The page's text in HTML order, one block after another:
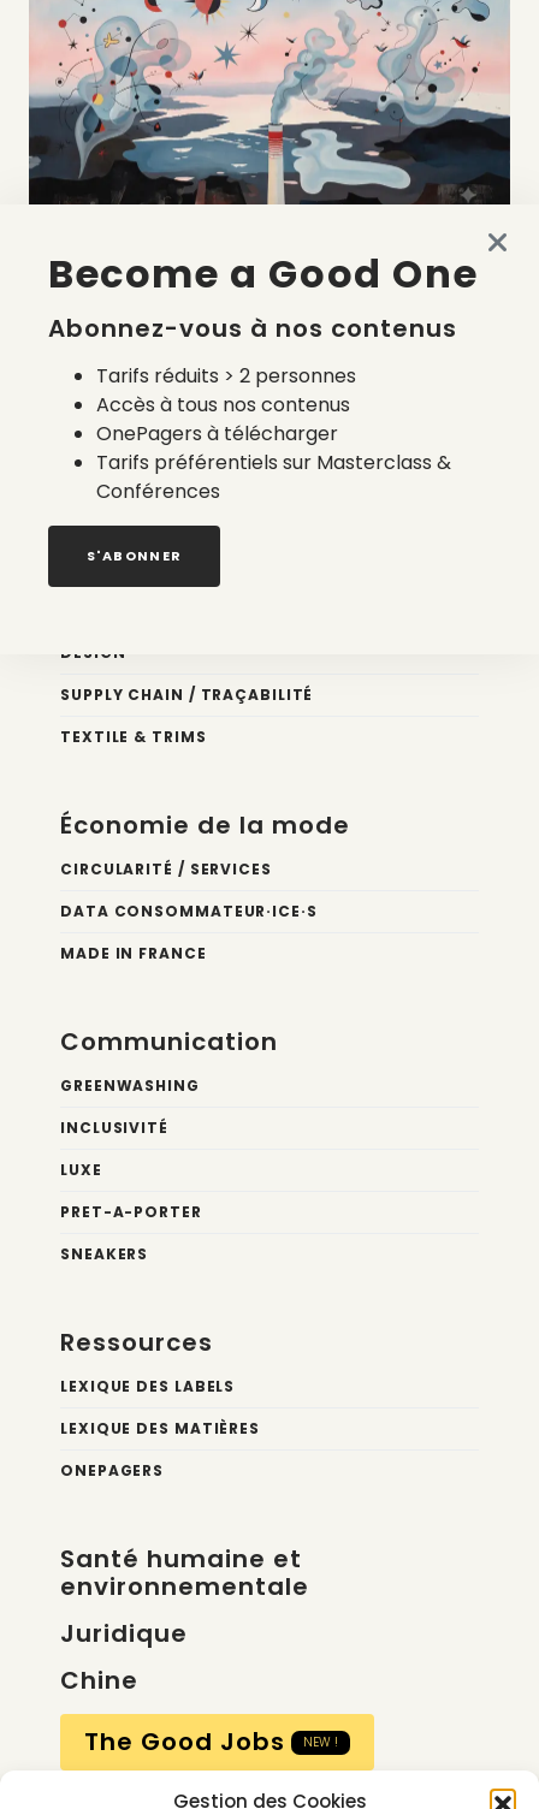
Gestion des Cookies
La liste des prestataires du bilan carbone d’une marque
de mode
2 août 2026
DESIGN
SUPPLY CHAIN / TRAÇABILITÉ
TEXTILE & TRIMS
Économie de la mode
CIRCULARITÉ / SERVICES
DATA CONSOMMATEUR·ICE·S
MADE IN FRANCE
Communication
GREENWASHING
INCLUSIVITÉ
LUXE
PRET-A-PORTER
SNEAKERS
Ressources
LEXIQUE DES LABELS
LEXIQUE DES MATIÈRES
ONEPAGERS
Santé humaine et
environnementale
Juridique
Chine
The Good Jobs
NEW !
Become a Good One
Abonnez-vous à nos contenus
Tarifs réduits > 2 personnes
Accès à tous nos contenus
OnePagers à télécharger
Tarifs préférentiels sur Masterclass &
Conférences
S'ABONNER